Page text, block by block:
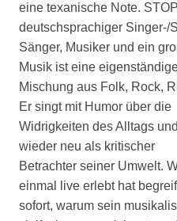
eine texanische Note.
deutschsprachiger Singer-/
Sänger, Musiker und ein
Musik ist eine
Mischung aus Folk, Rock,
Er singt mit Humor über die
Widrigkeiten des Alltags
wieder neu als kritischer
Betrachter seiner Umwelt.
einmal live erlebt hat
sofort, warum sein